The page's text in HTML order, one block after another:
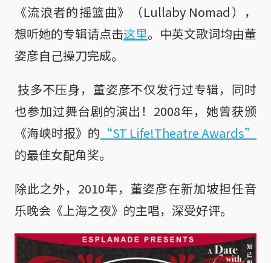
《流浪者的摇篮曲》（Lullaby Nomad），
想听她的专辑请点击这里。中英文歌词均由董
姿彦自己操刀完成。
技多不压身，董姿彦不仅发行过专辑，同时
也参加过舞台剧的演出！2008年，她曾获颁
《海峡时报》的 “ST Life!Theatre Awards”
的最佳女配角奖。
除此之外，2010年，董姿彦在新加坡担任音
乐晚会《上海之夜》的主唱，深受好评。